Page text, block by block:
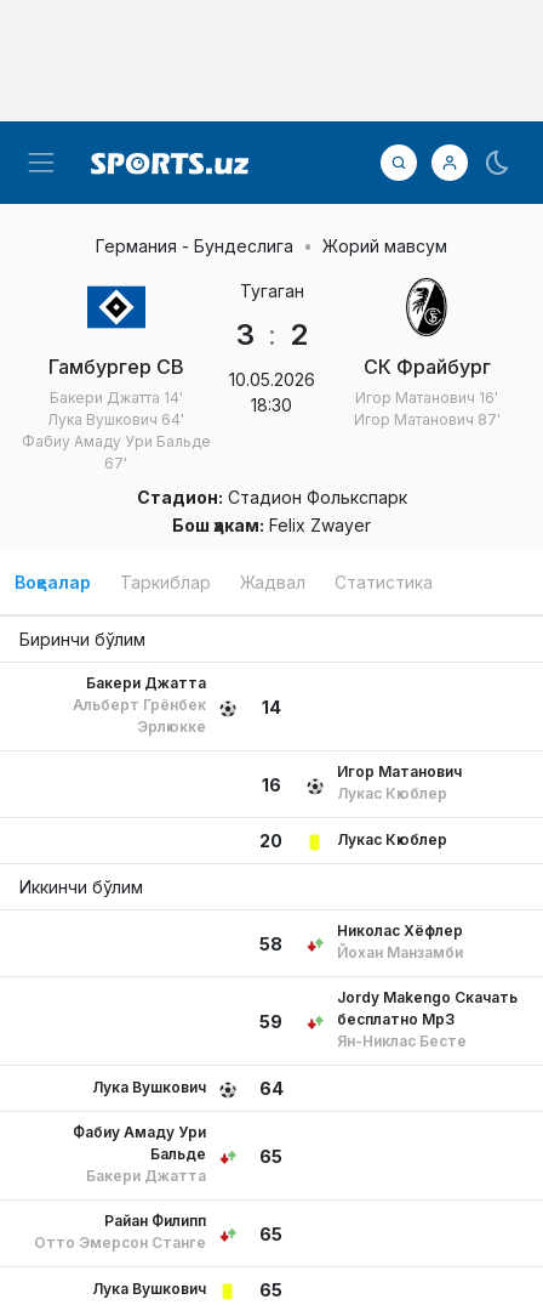
Германия - Бундеслига Жорий мавсум
Гамбургер СВ
Бакери Джатта 14'
Лука Вушкович 64'
Фабиу Амаду Ури Бальде
67'
Тугаган
3 : 2
10.05.2026
18:30
СК Фрайбург
Игор Матанович 16'
Игор Матанович 87'
Стадион: Стадион Фолькспарк
Бош ҳакам: Felix Zwayer
Воқеалар Таркиблар Жадвал Статистика
Биринчи бўлим
14
Бакери Джатта
Альберт Грёнбек
Эрлюкке
16
Игор Матанович
Лукас Кюблер
20 Лукас Кюблер
Иккинчи бўлим
58
Николас Хёфлер
Йохан Манзамби
59
Jordy Makengo Скачать
бесплатно Mp3
Ян-Никлас Бесте
64
Лука Вушкович
65
Фабиу Амаду Ури
Бальде
Бакери Джатта
65
Райан Филипп
Отто Эмерсон Станге
65
Лука Вушкович